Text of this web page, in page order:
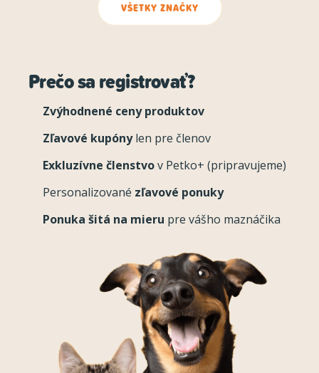
VŠETKY ZNAČKY
Prečo sa registrovať?
Zvýhodnené ceny produktov
Zľavové kupónylen pre členov
Exkluzívne členstvov Petko+ (pripravujeme)
Personalizované zľavové ponuky
Ponuka šitá na mieru pre vášho maznáčika